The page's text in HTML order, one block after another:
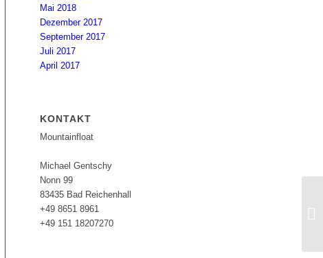
Mai 2018
Dezember 2017
September 2017
Juli 2017
April 2017
KONTAKT
Mountainfloat
Michael Gentschy
Nonn 99
83435 Bad Reichenhall
+49 8651 8961
+49 151 18207270